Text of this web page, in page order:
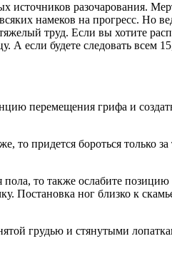
разочарования.
намеков на прогресс. Но
труд. Если вы хотите
А если будете следовать всем
перемещения грифа и
придется бороться только за
пола, то также ослабите
Постановка ног близко к
грудью и стянутыми